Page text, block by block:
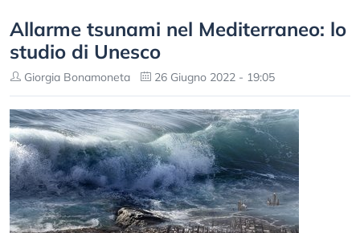
Allarme tsunami nel Mediterraneo: lo
studio di Unesco
Giorgia Bonamoneta 26 Giugno 2022 - 19:05